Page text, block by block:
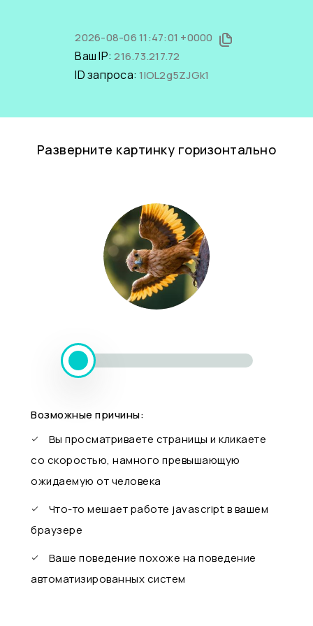
2026-08-06 11:47:01 +0000
Ваш IP:216.73.217.72
ID запроса:1lOL2g5ZJGk1
Разверните картинку горизонтально
Возможные причины:
Вы просматриваете страницы и кликаете
со скоростью, намного превышающую
ожидаемую от человека
Что-то мешает работе javascript в вашем
браузере
Ваше поведение похоже на поведение
автоматизированных систем